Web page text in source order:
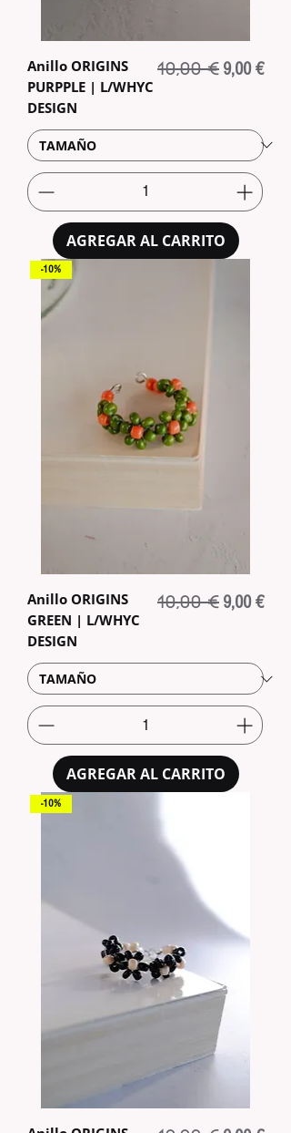
Anillo ORIGINS
PURPPLE | L/WHYC
DESIGN
Precio
10,00 € Precio de
9,00 €
AGREGAR AL CARRITO
-10%
Anillo ORIGINS
GREEN | L/WHYC
DESIGN
Precio
10,00 € Precio de
9,00 €
AGREGAR AL CARRITO
-10%